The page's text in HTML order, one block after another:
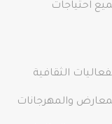
احتياجات
الثقافية
والمهرجانات